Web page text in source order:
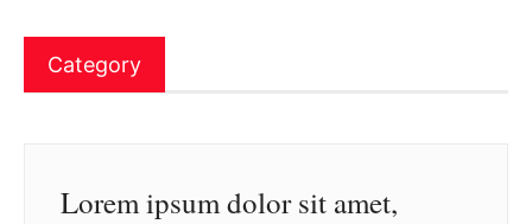
Category
Lorem ipsum dolor sit amet,